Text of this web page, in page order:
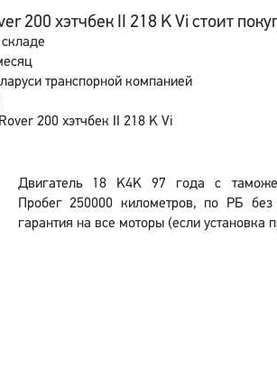
200 хэтчбек II 218 K Vi стоит
транспорной компанией
200 хэтчбек II 218 K Vi
Двигатель 18 K4K 97 года с
Пробег 250000 километров, по РБ
гарантия на все моторы (если установка